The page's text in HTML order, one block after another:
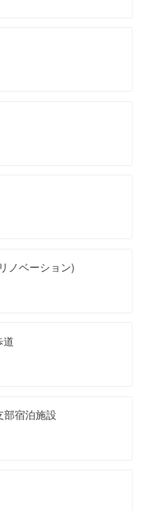
ノベーション)
道
部宿泊施設